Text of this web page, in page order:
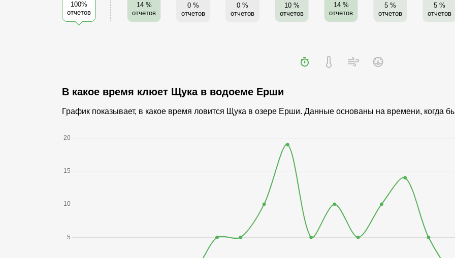
100%
отчетов
14 %
отчетов
0 %
отчетов
0 %
отчетов
10 %
отчетов
14 %
отчетов
5 %
отчетов
5 %
отчетов
В какое время клюет Щука в водоеме Ерши
График показывает, в какое время ловится Щука в озере Ерши. Данные основаны на времени, когда